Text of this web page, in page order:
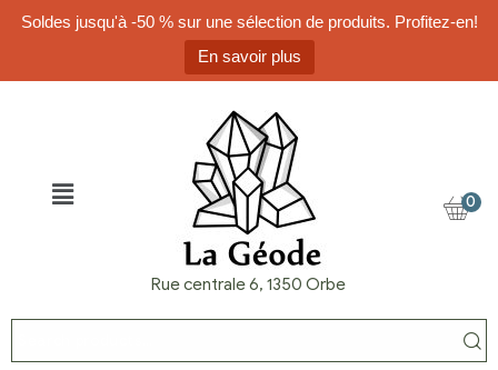
Soldes jusqu'à -50 % sur une sélection de produits. Profitez-en!
En savoir plus
Rue centrale 6, 1350 Orbe
0